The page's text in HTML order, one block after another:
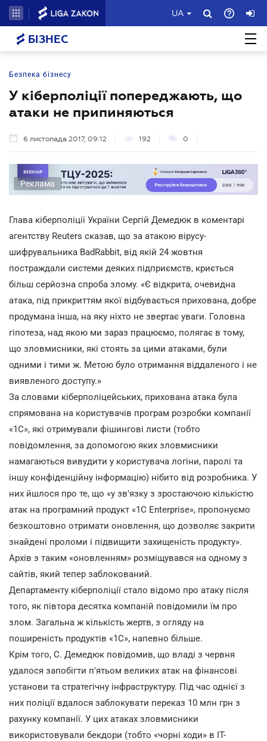
UA
БІЗНЕС
Безпека бізнесу
У кіберполіції попереджають, що
атаки не припиняються
6 листопада 2017, 09:12 192 0
Реклама
Глава кіберполіції України Сергій Демедюк в коментарі
агентству Reuters сказав, що за атакою вірусу-
шифрувальника BadRabbit, від якій 24 жовтня
постраждали системи деяких підприємств, криється
більш серйозна спроба злому. «Є відкрита, очевидна
атака, під прикриттям якої відбувається прихована, добре
продумана інша, на яку ніхто не звертає уваги. Головна
гіпотеза, над якою ми зараз працюємо, полягає в тому,
що зловмисники, які стоять за цими атаками, були
одними і тими ж. Метою було отримання віддаленого і не
виявленого доступу.»
За словами кіберполіцейських, прихована атака була
спрямована на користувачів програм розробки компанії
«1С», які отримували фішингові листи (тобто
повідомлення, за допомогою яких зловмисники
намагаються вивудити у користувача логіни, паролі та
іншу конфіденційну інформацію) нібито від розробника. У
них йшлося про те, що «у зв'язку з зростаючою кількістю
атак на програмний продукт «1C Enterprise», пропонуємо
безкоштовно отримати оновлення, що дозволяє закрити
знайдені проломи і підвищити захищеність продукту».
Архів з таким «оновленням» розміщувався на одному з
сайтів, який тепер заблокований.
Департаменту кіберполіції стало відомо про атаку після
того, як півтора десятка компаній повідомили їм про
злом. Загальна ж кількість жертв, з огляду на
поширеність продуктів «1С», напевно більше.
Крім того, С. Демедюк повідомив, що владі з червня
удалося запобігти п'ятьом великих атак на фінансові
установи та стратегічну інфраструктуру. Під час однієї з
них поліції вдалося заблокувати переказ 10 млн грн з
рахунку компанії. У цих атаках зловмисники
використовували бекдори (тобто «чорні ходи» в IT-